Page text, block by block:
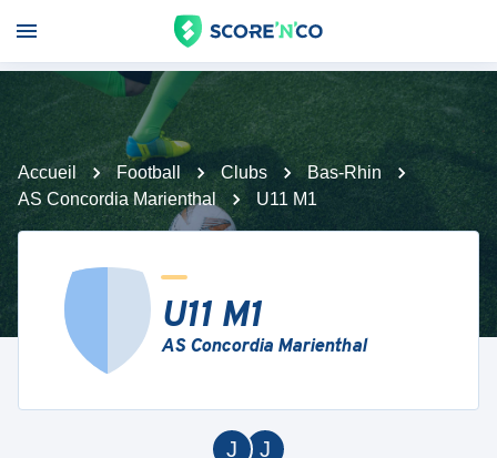
Accueil Football Clubs
Bas-Rhin
AS Concordia Marienthal
U11 M1
U11 M1
AS Concordia Marienthal
J
J